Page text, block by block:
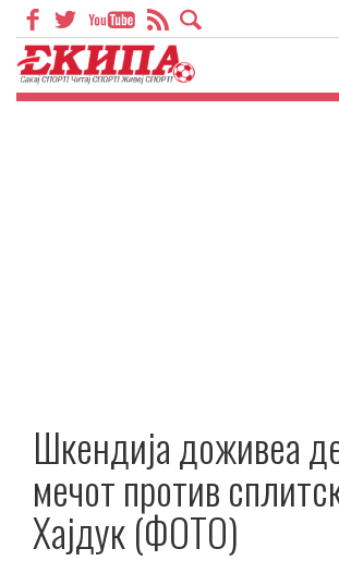
Шкендија доживеа
мечот против
Хајдук (ФОТО)